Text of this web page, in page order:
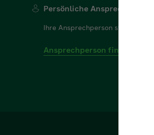
Persönliche Ansprechperson
Ihre Ansprechperson steht
Ansprechperson finden